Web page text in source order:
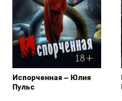
Испорченная — Юлия
Пульс